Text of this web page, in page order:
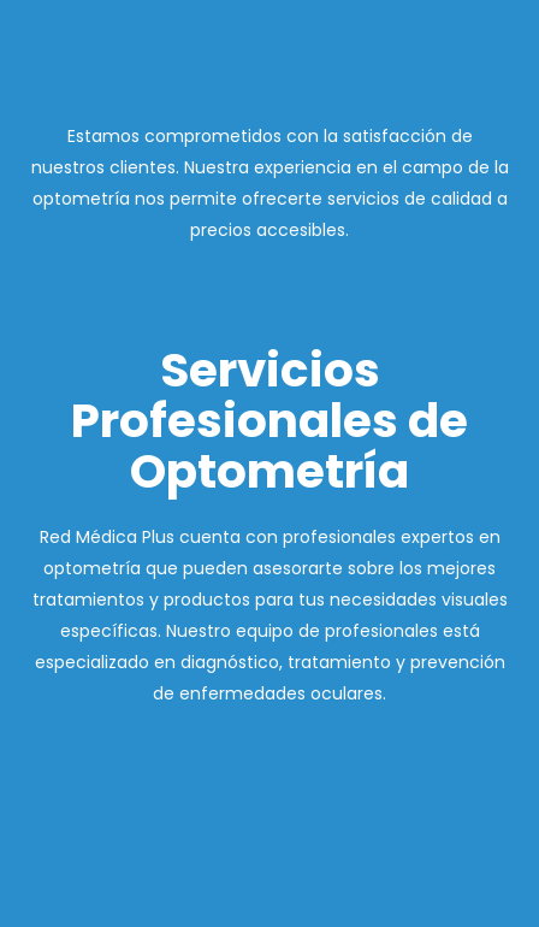
Estamos comprometidos con la satisfacción de
nuestros clientes. Nuestra experiencia en el campo de la
optometría nos permite ofrecerte servicios de calidad a
precios accesibles.
Servicios
Profesionales de
Optometría
Red Médica Plus cuenta con profesionales expertos en
optometría que pueden asesorarte sobre los mejores
tratamientos y productos para tus necesidades visuales
específicas. Nuestro equipo de profesionales está
especializado en diagnóstico, tratamiento y prevención
de enfermedades oculares.